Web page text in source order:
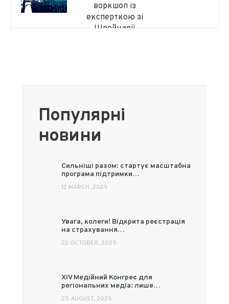
воркшоп із
експерткою зі
Швейцарії
Популярні
новини
Сильніші разом: стартує масштабна
програма підтримки…
12 MARCH, 2025
Увага, колеги! Відкрита реєстрація
на страхування…
22 OCTOBER, 2025
XIV Медійний Конгрес для
регіональних медіа: лише…
25 AUGUST, 2025